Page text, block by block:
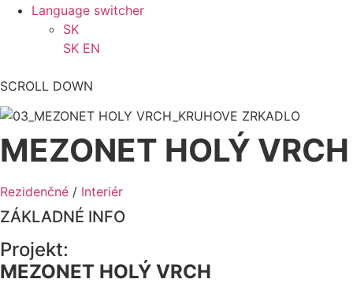
Language switcher
SK
SK EN
SCROLL DOWN
MEZONET HOLÝ VRCH
Rezidenčné / Interiér
ZÁKLADNÉ INFO
Projekt:
MEZONET HOLÝ VRCH